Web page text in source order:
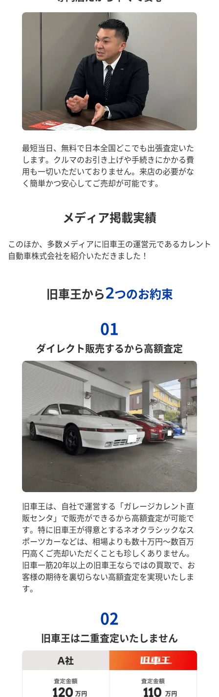
最短当日、無料で日本全国どこでも出張査定いた
します。クルマのお引き上げや手続きにかかる費
用も一切いただいておりません。来店の必要がな
く簡単かつ安心してご売却が可能です。
メディア掲載実績
このほか、多数メディアに旧車王の運営元であるカレント
自動車株式会社を紹介いただきました！
旧車王から2つのお約束
01
ダイレクト販売するから高額査定
旧車王は、自社で運営する「ガレージカレント直
販センタ」で販売ができるから高額査定が可能で
す。特に旧車王が得意とするネオクラシックなス
ポーツカーなどは、相場よりも数十万円～数百万
円高くご売却いただくことも珍しくありません。
旧車一筋20年以上の旧車王ならではの買取で、お
客様の期待を裏切らない高額査定を実現いたしま
す。
02
旧車王は二重査定いたしません